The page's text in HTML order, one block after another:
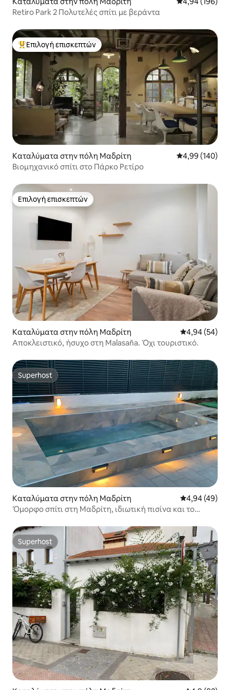
Retiro Park 2 Πολυτελές σπίτι με βεράντα
Κορυφαία επιλογή επισκεπτών
Επιλογή επισκεπτών
Καταλύματα στην πόλη Μαδρίτη Μέση
4,99 (140)
Βιομηχανικό σπίτι στο Πάρκο Ρετίρο
Επιλογή επισκεπτών
Επιλογή επισκεπτών
Καταλύματα στην πόλη Μαδρίτη Μέση
4,94 (54)
Αποκλειστικό, ήσυχο στη Malasaña. Όχι τουριστικό.
Superhost
Superhost
Καταλύματα στην πόλη Μαδρίτη Μέση
4,94 (49)
Όμορφο σπίτι στη Μαδρίτη, ιδιωτική πισίνα και το
Superhost
Superhost